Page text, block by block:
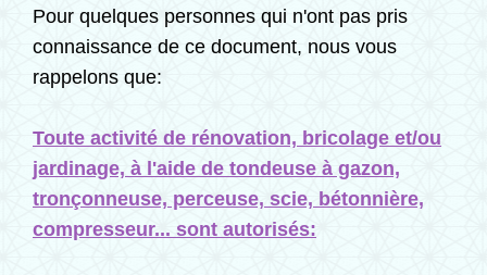
Pour quelques personnes qui n'ont pas pris
connaissance de ce document, nous vous
rappelons que:
Toute activité de rénovation, bricolage et/ou
jardinage, à l'aide de tondeuse à gazon,
tronçonneuse, perceuse, scie, bétonnière,
compresseur... sont autorisés: